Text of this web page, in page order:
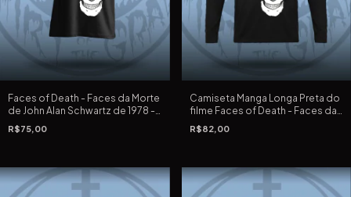
Faces of Death - Faces da Morte
de John Alan Schwartz de 1978 -
Camiseta Preta Tradicional e
Extra Grande
R$75,00
Camiseta Manga Longa Preta do
filme Faces of Death - Faces da
Morte de John Alan Schwartz de
1978
R$82,00